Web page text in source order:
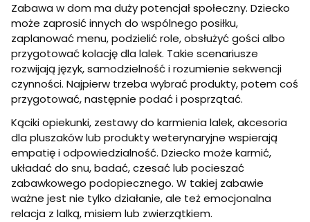
Zabawa w dom ma duży potencjał społeczny. Dziecko
może zaprosić innych do wspólnego posiłku,
zaplanować menu, podzielić role, obsłużyć gości albo
przygotować kolację dla lalek. Takie scenariusze
rozwijają język, samodzielność i rozumienie sekwencji
czynności. Najpierw trzeba wybrać produkty, potem coś
przygotować, następnie podać i posprzątać.
Kąciki opiekunki, zestawy do karmienia lalek, akcesoria
dla pluszaków lub produkty weterynaryjne wspierają
empatię i odpowiedzialność. Dziecko może karmić,
układać do snu, badać, czesać lub pocieszać
zabawkowego podopiecznego. W takiej zabawie
ważne jest nie tylko działanie, ale też emocjonalna
relacja z lalką, misiem lub zwierzątkiem.